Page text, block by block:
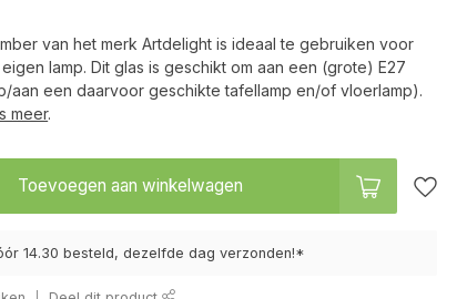
van het merk Artdelight is ideaal te gebruiken voor
lamp. Dit glas is geschikt om aan een (grote) E27
aan een daarvoor geschikte tafellamp en/of vloerlamp).
meer.
Toevoegen aan winkelwagen
14.30 besteld, dezelfde dag verzonden!*